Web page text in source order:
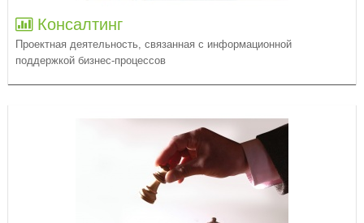
Консалтинг
Проектная деятельность, связанная с информационной
поддержкой бизнес-процессов